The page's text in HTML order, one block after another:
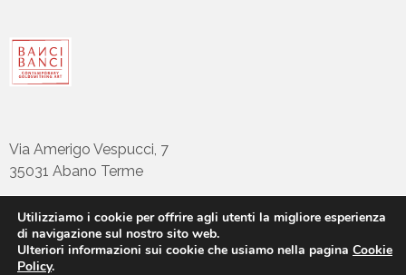
Via Amerigo Vespucci, 7
35031 Abano Terme
tel: +39 049794922
info@bancibanci.it
Utilizziamo i cookie per offrire agli utenti la migliore esperienza
di navigazione sul nostro sito web.
Ulteriori informazioni sui cookie che usiamo nella pagina Cookie
Policy.